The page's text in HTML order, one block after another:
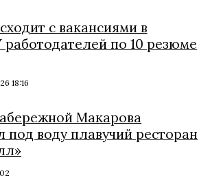
с вакансиями в
работодателей по 10 резюме
18:16
Макарова
под воду плавучий ресторан